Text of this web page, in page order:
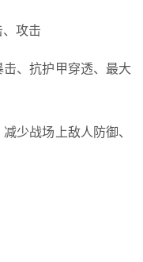
攻击
、抗护甲穿透、最大
少战场上敌人防御、